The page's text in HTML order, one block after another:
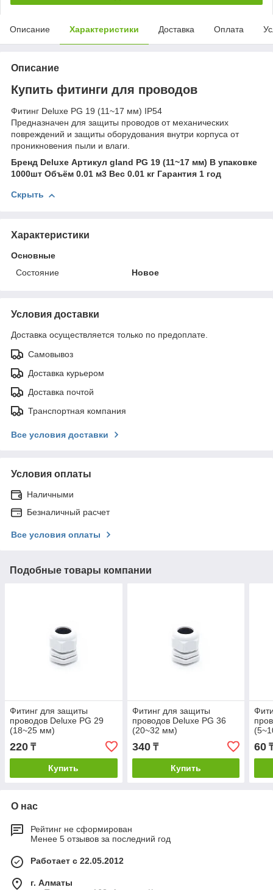
Описание Характеристики Доставка Оплата
Описание
Купить фитинги для проводов
Фитинг Deluxe PG 19 (11~17 мм) IP54
Предназначен для защиты проводов от механических
повреждений и защиты оборудования внутри корпуса от
проникновения пыли и влаги.
Бренд Deluxe Артикул gland PG 19 (11~17 мм) В упаковке
1000шт Объём 0.01 м3 Вес 0.01 кг Гарантия 1 год
Скрыть
Характеристики
Основные
Состояние
Новое
Условия доставки
Доставка осуществляется только по предоплате.
Самовывоз
Доставка курьером
Доставка почтой
Транспортная компания
Все условия доставки
Условия оплаты
Наличными
Безналичный расчет
Все условия оплаты
Подобные товары компании
Фитинг для защиты
проводов Deluxe PG 29
(18~25 мм)
220 ₸
Купить
Фитинг для защиты
проводов Deluxe PG 36
(20~32 мм)
340₸
Купить
60
О нас
Рейтинг не сформирован
Менее 5 отзывов за последний год
Работает с 22.05.2012
г. Алматы